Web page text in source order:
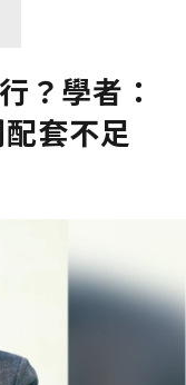
？學者：
套不足